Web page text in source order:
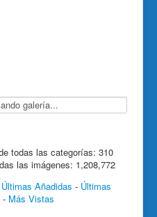
todas las categorías: 310
las imágenes: 1,208,772
Últimas Añadidas - Últimas
- Más Vistas